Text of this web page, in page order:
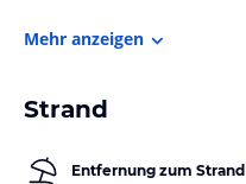
Mehr anzeigen
Strand
Entfernung zum Strand